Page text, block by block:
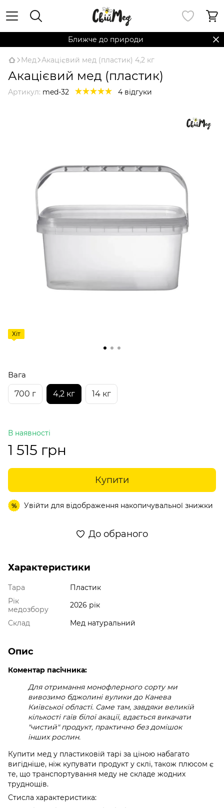
Ближче до природи
Мед Акацієвий мед (пластик) 4,2 кг
Акацієвий мед (пластик)
Артикул: med-32 4 відгуки
Хіт
Вага
700 г
4,2 кг 14 кг
В наявності
1 515 грн
Купити
% Увійти для відображення накопичувальної знижки
До обраного
Характеристики
Тара
Пластик
Рік
медозбору
2026 рік
Склад
Мед натуральний
Опис
Коментар пасічника:
Для отримання монофлерного сорту ми
вивозимо бджолині вулики до Канева
Київської області. Саме там, завдяки великій
кількості гаїв білої акації, вдається викачати
"чистий" продукт, практично без домішок
інших рослин.
Купити мед у пластиковій тарі за ціною набагато
вигідніше, ніж купувати продукт у склі, також плюсом є
те, що транспортування меду не складе жодних
труднощів.
Стисла характеристика: